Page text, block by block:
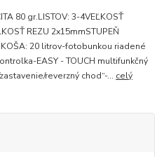
80 gr.LISTOV: 3-4VEĽKOSŤ
REZU 2x15mmSTUPEŇ
KOŠA: 20 litrov-fotobunkou riadené
EASY - TOUCH multifunkčný
reverzný chod“-... celý